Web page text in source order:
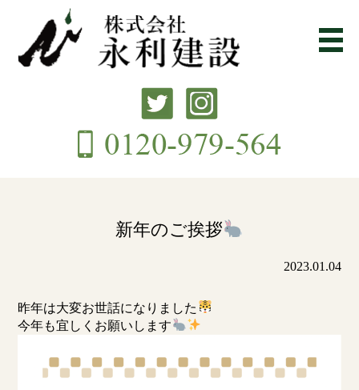
新年のご挨拶
2023.01.04
昨年は大変お世話になりました
今年も宜しくお願いします